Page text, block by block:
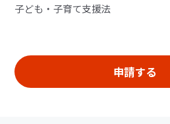
子ども・子育て支援法